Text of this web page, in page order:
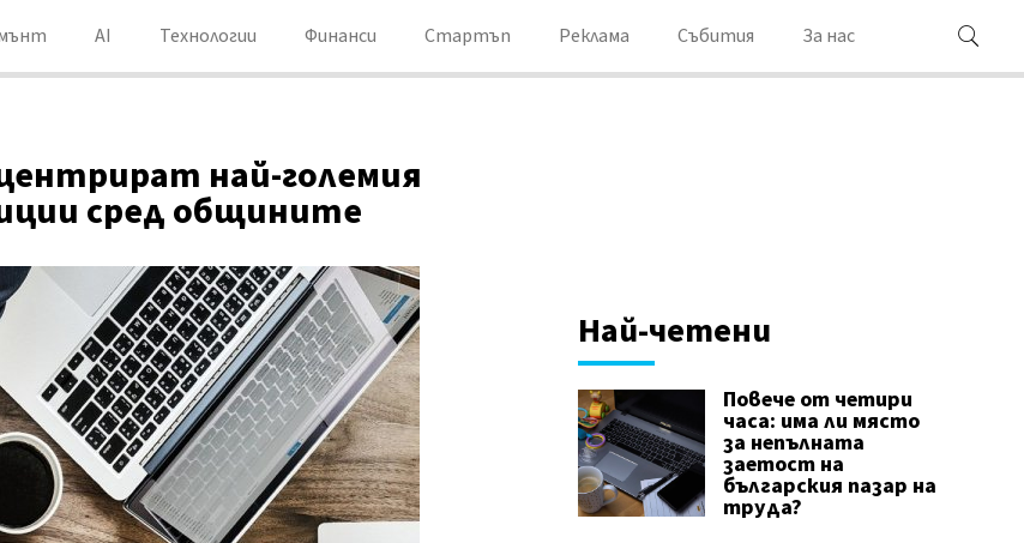
AI Технологии Финанси Стартъп Реклама Събития За нас
най-големия
сред общините
Най-четени
Повече от четири
часа: има ли място
за непълната
заетост на
българския пазар на
труда?